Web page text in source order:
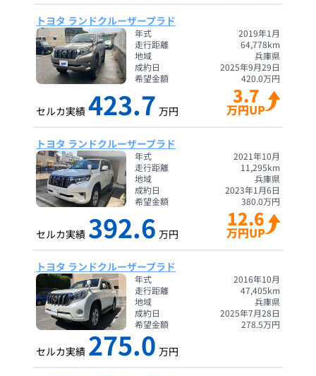
トヨタ ランドクルーザープラド
年式
2019年1月
走行距離
64,778km
地域
兵庫県
成約日
2025年9月29日
希望金額
420.0万円
セルカ実績 423.7 万円
3.7
万円UP
トヨタ ランドクルーザープラド
年式
2021年10月
走行距離
11,295km
地域
兵庫県
成約日
2023年1月6日
希望金額
380.0万円
セルカ実績 392.6 万円
12.6
万円UP
トヨタ ランドクルーザープラド
年式
2016年10月
走行距離
47,405km
地域
兵庫県
成約日
2025年7月28日
希望金額
278.5万円
セルカ実績 275.0 万円